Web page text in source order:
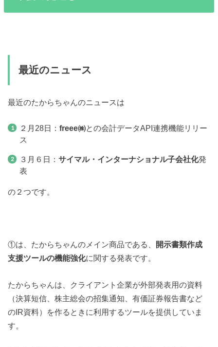
最近のニュース
最近のたからちゃんのニュースは
２月28日： freee㈱との会計データAPI連携機能リリー
ス
３月６日： サイマル・インターナショナル子会社化発
表
の２つです。
①は、たからちゃんのメイン商品である、 開示書類作成
支援ツールの機能強化に関する発表です。
たからちゃんは、クライアント企業が外部発表用の資料
（決算短信、株主総会の招集通知、有価証券報告書など
のIR資料）を作るときに利用するツールを提供していま
す。